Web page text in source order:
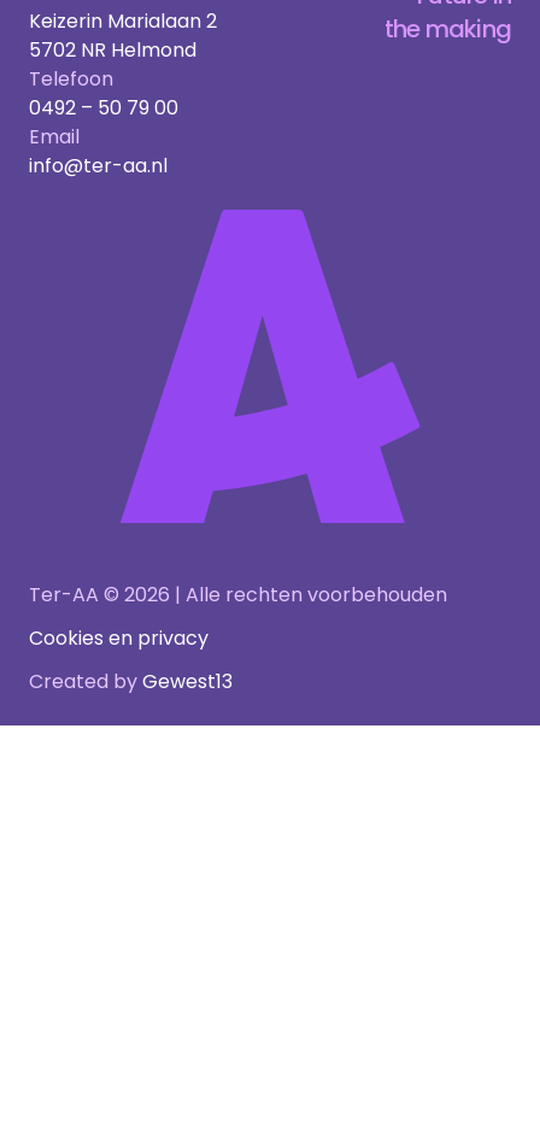
Keizerin Marialaan 2
5702 NR Helmond
Telefoon
0492 – 50 79 00
Email
info@ter-aa.nl
the making
Ter-AA © 2026 | Alle rechten voorbehouden
Cookies en privacy
Created byGewest13